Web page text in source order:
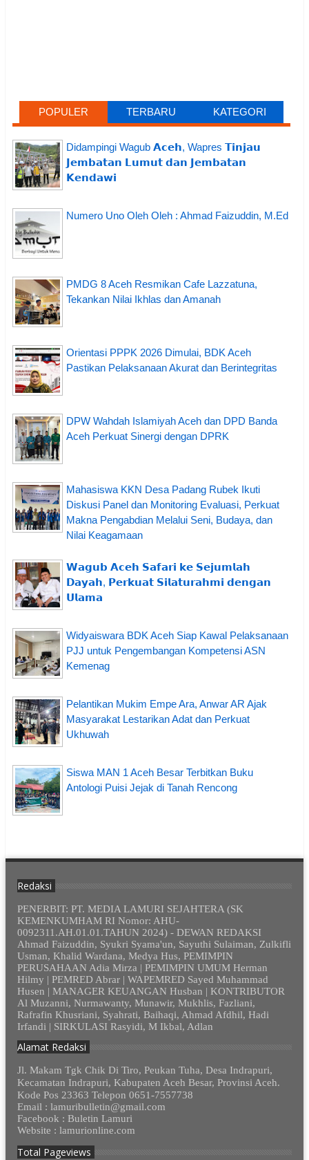
POPULER TERBARU KATEGORI
Didampingi Wagub 𝗔𝗰𝗲𝗵, Wapres 𝗧𝗶𝗻𝗷𝗮𝘂
𝗝𝗲𝗺𝗯𝗮𝘁𝗮𝗻 𝗟𝘂𝗺𝘂𝘁 𝗱𝗮𝗻 𝗝𝗲𝗺𝗯𝗮𝘁𝗮𝗻
𝗞𝗲𝗻𝗱𝗮𝘄𝗶
Numero Uno Oleh Oleh : Ahmad Faizuddin, M.Ed
PMDG 8 Aceh Resmikan Cafe Lazzatuna,
Tekankan Nilai Ikhlas dan Amanah
Orientasi PPPK 2026 Dimulai, BDK Aceh
Pastikan Pelaksanaan Akurat dan Berintegritas
DPW Wahdah Islamiyah Aceh dan DPD Banda
Aceh Perkuat Sinergi dengan DPRK
Mahasiswa KKN Desa Padang Rubek Ikuti
Diskusi Panel dan Monitoring Evaluasi, Perkuat
Makna Pengabdian Melalui Seni, Budaya, dan
Nilai Keagamaan
𝗪𝗮𝗴𝘂𝗯 𝗔𝗰𝗲𝗵 𝗦𝗮𝗳𝗮𝗿𝗶 𝗸𝗲 𝗦𝗲𝗷𝘂𝗺𝗹𝗮𝗵
𝗗𝗮𝘆𝗮𝗵, 𝗣𝗲𝗿𝗸𝘂𝗮𝘁 𝗦𝗶𝗹𝗮𝘁𝘂𝗿𝗮𝗵𝗺𝗶 𝗱𝗲𝗻𝗴𝗮𝗻
𝗨𝗹𝗮𝗺𝗮
Widyaiswara BDK Aceh Siap Kawal Pelaksanaan
PJJ untuk Pengembangan Kompetensi ASN
Kemenag
Pelantikan Mukim Empe Ara, Anwar AR Ajak
Masyarakat Lestarikan Adat dan Perkuat
Ukhuwah
Siswa MAN 1 Aceh Besar Terbitkan Buku
Antologi Puisi Jejak di Tanah Rencong
Redaksi
PENERBIT: PT. MEDIA LAMURI SEJAHTERA (SK
KEMENKUMHAM RI Nomor: AHU-
0092311.AH.01.01.TAHUN 2024) - DEWAN REDAKSI
Ahmad Faizuddin, Syukri Syama'un, Sayuthi Sulaiman, Zulkifli
Usman, Khalid Wardana, Medya Hus, PEMIMPIN
PERUSAHAAN Adia Mirza | PEMIMPIN UMUM Herman
Hilmy | PEMRED Abrar | WAPEMRED Sayed Muhammad
Husen | MANAGER KEUANGAN Husban | KONTRIBUTOR
Al Muzanni, Nurmawanty, Munawir, Mukhlis, Fazliani,
Rafrafin Khusriani, Syahrati, Baihaqi, Ahmad Afdhil, Hadi
Irfandi | SIRKULASI Rasyidi, M Ikbal, Adlan
Alamat Redaksi
Jl. Makam Tgk Chik Di Tiro, Peukan Tuha, Desa Indrapuri,
Kecamatan Indrapuri, Kabupaten Aceh Besar, Provinsi Aceh.
Kode Pos 23363 Telepon 0651-7557738
Email : lamuribulletin@gmail.com
Facebook : Buletin Lamuri
Website : lamurionline.com
Total Pageviews